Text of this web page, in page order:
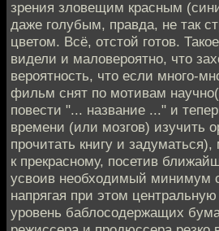
зрения зловещим красным
даже голубым, правда, не так
цветом. Всё, отстой готов.
видели и маловероятно, что
вероятность, что если много-
фильм снят по мотивам
повести "... название ..." и
времени (или мозгов) изучить
прочитать книгу и
к прекрасному, посетив
усвоив необходимый минимум
напрягая при этом
уровень баблосодержащих